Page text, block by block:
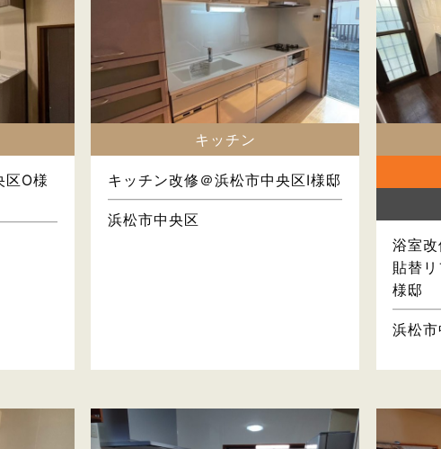
区O様
キッチン
キッチン改修＠浜松市中央区I様邸
浜松市中央区
浴室
貼替
様邸
浜松